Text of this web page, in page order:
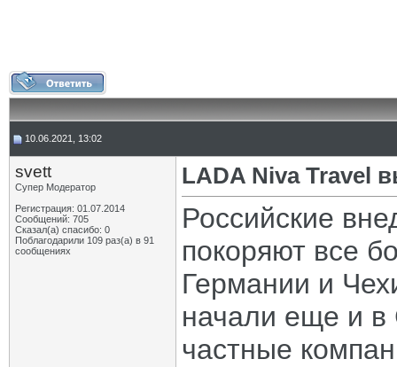
10.06.2021, 13:02
svett
Супер Модератор
Регистрация: 01.07.2014
Сообщений: 705
Сказал(а) спасибо: 0
Поблагодарили 109 раз(а) в 91
сообщениях
LADA Niva Travel
Российские
покоряют все
Германии и
начали еще и в
частные